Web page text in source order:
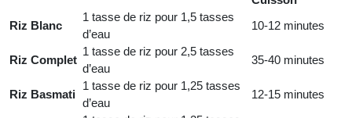
Riz Blanc
1 tasse de riz pour 1,5 tasses
d’eau
10-12 minutes
Riz Complet
1 tasse de riz pour 2,5 tasses
d’eau
35-40 minutes
Riz Basmati
1 tasse de riz pour 1,25 tasses
d’eau
12-15 minutes